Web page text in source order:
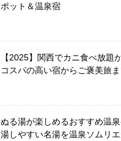
ポット＆温泉宿
【2025】関西でカニ食べ放題
コスパの高い宿からご褒美旅
ぬる湯が楽しめるおすすめ温
湯しやすい名湯を温泉ソムリ